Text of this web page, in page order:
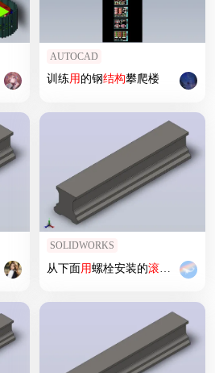
AUTOCAD
训练用的钢结构攀爬楼
导轨SNS[SNS R1607 304 61 156mm]
SOLIDWORKS
从下面用螺栓安装的滚珠 导轨